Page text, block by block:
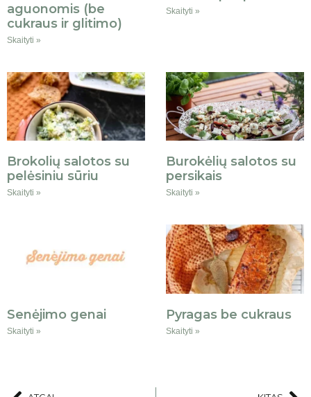
aguonomis (be
cukraus ir glitimo)
Skaityti »
Skaityti »
Brokolių salotos su
pelėsiniu sūriu
Skaityti »
Burokėlių salotos su
persikais
Skaityti »
Senėjimo genai
Skaityti »
Pyragas be cukraus
Skaityti »